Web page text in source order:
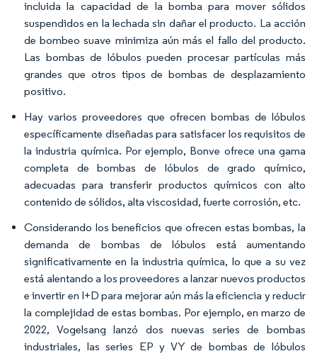
incluida la capacidad de la bomba para mover sólidos
suspendidos en la lechada sin dañar el producto. La acción
de bombeo suave minimiza aún más el fallo del producto.
Las bombas de lóbulos pueden procesar partículas más
grandes que otros tipos de bombas de desplazamiento
positivo.
Hay varios proveedores que ofrecen bombas de lóbulos
específicamente diseñadas para satisfacer los requisitos de
la industria química. Por ejemplo, Bonve ofrece una gama
completa de bombas de lóbulos de grado químico,
adecuadas para transferir productos químicos con alto
contenido de sólidos, alta viscosidad, fuerte corrosión, etc.
Considerando los beneficios que ofrecen estas bombas, la
demanda de bombas de lóbulos está aumentando
significativamente en la industria química, lo que a su vez
está alentando a los proveedores a lanzar nuevos productos
e invertir en I+D para mejorar aún más la eficiencia y reducir
la complejidad de estas bombas. Por ejemplo, en marzo de
2022, Vogelsang lanzó dos nuevas series de bombas
industriales, las series EP y VY de bombas de lóbulos